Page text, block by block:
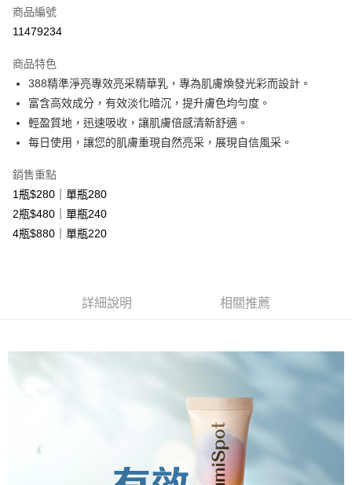
超商取貨付款
Apple Pay
大哥付你分期
相關說明
【大哥付你分期使用說明】
2.付款方式選擇「大哥付你分期」，訂單成立後會自動跳轉到大哥付的交易
流程，驗證手機門號後，選擇欲分期的期數、繳款截止日，確認付款後即完
成交易。
3.實際核准額度、可分期數及費用金額請依後續交易確認頁面所載為準。
4.訂單成立30分鐘內，如未前往確認交易或遇審核未通過，訂單將自動取
買賣價金債權讓與本公司後，依約使用本公司帳單繳交帳款。
2.基於同意付款使用「大哥付你分期」之契約關係目的，商店將以您的個人
資料（包含姓名、電話或地址）提供予台灣大哥大進項蒐集、處理及利用，
由本公司與您本人進行分期帳單所需資料之確認、核對及更正。
https://oppay.tw/userRule
相關說明
【關於「AFTEE先享後付」】
AFTEE先享後付是「在收到商品之後才付款」的支付方式。 讓您購物簡單
便利好安心！
１．簡單：不需註冊會員、不需綁卡、不需儲值。
１．於結帳方式選擇「AFTEE先享後付」後，將跳轉至「AFTEE先享後付」
３．收到繳費通知簡訊後14天內，點擊此簡訊中的連結，可透過四大超商／
※ 交易是否成功請以「AFTEE先享後付 」之結帳頁面顯示為準，若有關於
是否繳費成功／繳費後需取消欲退款等相關疑問，請聯繫「AFTEE先享後付
客戶支援中心」
https://netprotections.freshdesk.com/support/home
ATM付款
貨到付款
付款後全家取貨
付款後7-11取貨
商品編號
11479234
商品特色
388精準淨亮專效亮采精華乳，專為肌膚煥發光彩而設計。
富含高效成分，有效淡化暗沉，提升膚色均勻度。
輕盈質地，迅速吸收，讓肌膚倍感清新舒適。
每日使用，讓您的肌膚重現自然亮采，展現自信風采。
銷售重點
1瓶$280｜單瓶280
2瓶$480｜單瓶240
4瓶$880｜單瓶220
詳細說明 相關推薦